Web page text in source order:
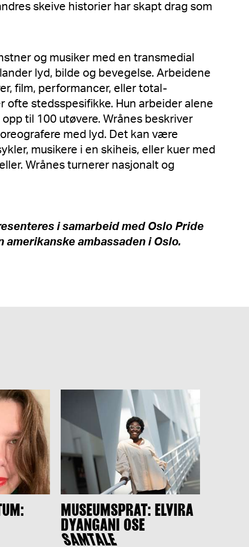
skeive historier har skapt drag som
og musiker med en transmedial
lyd, bilde og bevegelse. Arbeidene
film, performancer, eller total-
ofte stedsspesifikke. Hun arbeider alene
til 100 utøvere. Wrånes beskriver
med lyd. Det kan være
musikere i en skiheis, eller kuer med
Wrånes turnerer nasjonalt og
i samarbeid med Oslo Pride
amerikanske ambassaden i Oslo.
MUSEUMSPRAT: ELVIRA
DYANGANI OSE
SAMTALE